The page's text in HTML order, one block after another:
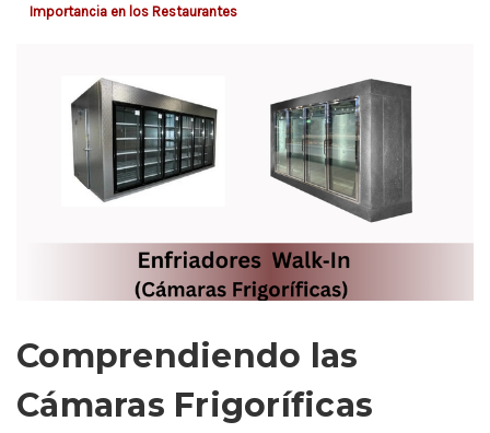
Importancia en los Restaurantes
Comprendiendo las
Cámaras Frigoríficas